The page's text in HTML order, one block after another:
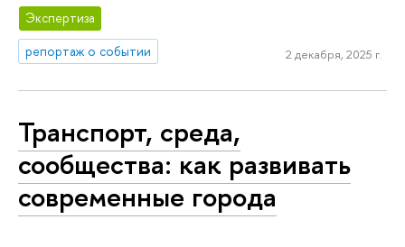
Экспертиза
репортаж о событии
2 декабря, 2025 г.
Транспорт, среда,
сообщества: как развивать
современные города